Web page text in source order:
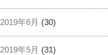
2019年6月 (30)
2019年5月 (31)